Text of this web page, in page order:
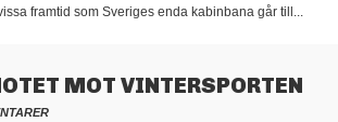
framtid som Sveriges enda kabinbana går till...
MOT VINTERSPORTEN